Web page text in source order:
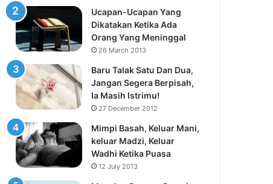
Ucapan-Ucapan Yang
Dikatakan Ketika Ada
Orang Yang Meninggal
26 March 2013
Baru Talak Satu Dan Dua,
Jangan Segera Berpisah,
Ia Masih Istrimu!
27 December 2012
Mimpi Basah, Keluar Mani,
keluar Madzi, Keluar
Wadhi Ketika Puasa
12 July 2013